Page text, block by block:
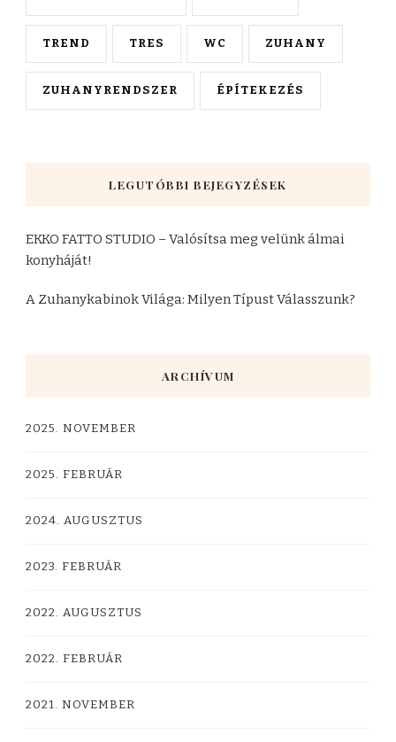
TREND TRES WC ZUHANY
ZUHANYRENDSZER ÉPÍTEKEZÉS
LEGUTÓBBI BEJEGYZÉSEK
EKKO FATTO STUDIO – Valósítsa meg velünk álmai
konyháját!
A Zuhanykabinok Világa: Milyen Típust Válasszunk?
ARCHÍVUM
2025. NOVEMBER
2025. FEBRUÁR
2024. AUGUSZTUS
2023. FEBRUÁR
2022. AUGUSZTUS
2022. FEBRUÁR
2021. NOVEMBER